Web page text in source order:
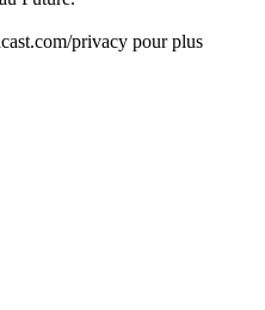
privacy pour plus